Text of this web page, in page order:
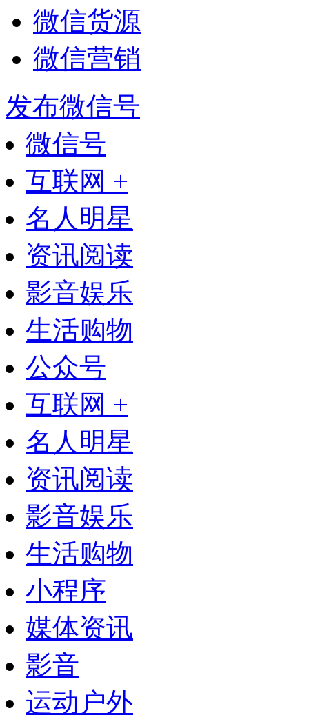
微信货源
微信营销
发布微信号
微信号
互联网 +
名人明星
资讯阅读
影音娱乐
生活购物
公众号
互联网 +
名人明星
资讯阅读
影音娱乐
生活购物
小程序
媒体资讯
影音
运动户外